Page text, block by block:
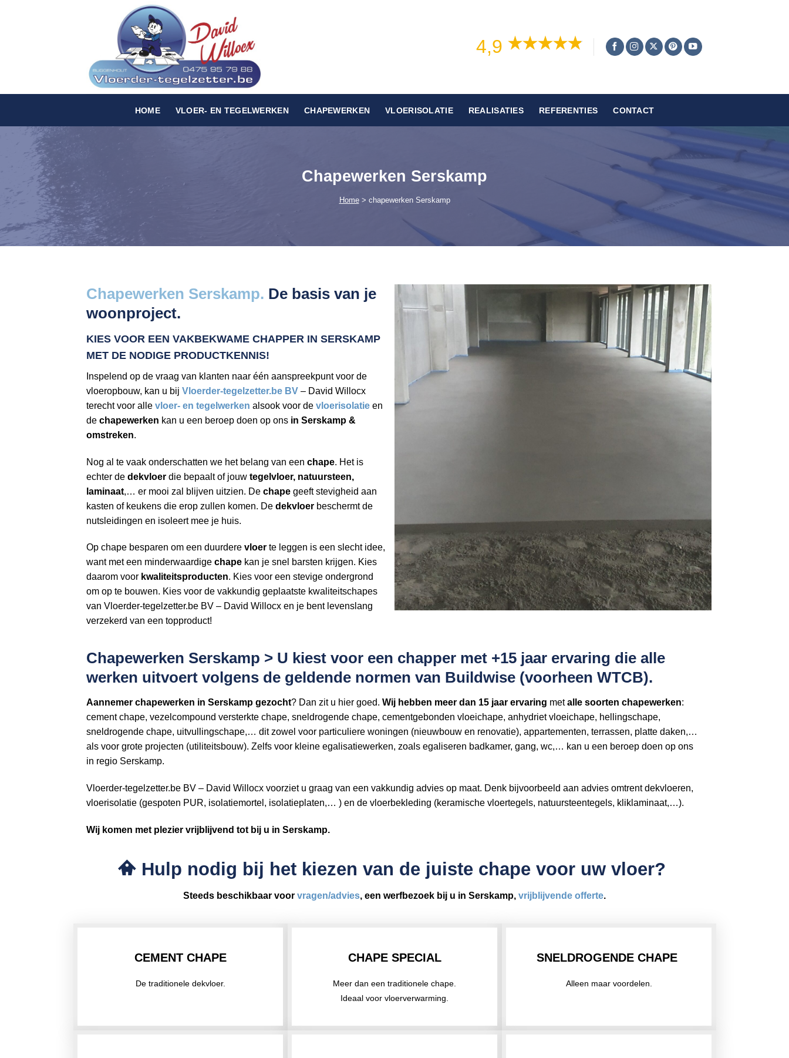
4,9
HOME VLOER- EN TEGELWERKEN CHAPEWERKEN VLOERISOLATIE REALISATIES REFERENTIES CONTACT
Chapewerken Serskamp
Home> chapewerken Serskamp
Chapewerken Serskamp. De basis van je
woonproject.
KIES VOOR EEN VAKBEKWAME CHAPPER IN SERSKAMP
MET DE NODIGE PRODUCTKENNIS!
Inspelend op de vraag van klanten naar één aanspreekpunt voor de
vloeropbouw, kan u bij Vloerder-tegelzetter.be BV – David Willocx
terecht voor alle vloer- en tegelwerken alsook voor de vloerisolatie en
de chapewerken kan u een beroep doen op ons in Serskamp &
omstreken.
Nog al te vaak onderschatten we het belang van een chape. Het is
echter de dekvloer die bepaalt of jouw tegelvloer, natuursteen,
laminaat,… er mooi zal blijven uitzien. De chape geeft stevigheid aan
kasten of keukens die erop zullen komen. De dekvloer beschermt de
nutsleidingen en isoleert mee je huis.
Op chape besparen om een duurdere vloer te leggen is een slecht idee,
want met een minderwaardige chape kan je snel barsten krijgen. Kies
daarom voor kwaliteitsproducten. Kies voor een stevige ondergrond
om op te bouwen. Kies voor de vakkundig geplaatste kwaliteitschapes
van Vloerder-tegelzetter.be BV – David Willocx en je bent levenslang
verzekerd van een topproduct!
Chapewerken Serskamp > U kiest voor een chapper met +15 jaar ervaring die alle
werken uitvoert volgens de geldende normen van Buildwise (voorheen WTCB).
Aannemer chapewerken in Serskamp gezocht? Dan zit u hier goed. Wij hebben meer dan 15 jaar ervaring metalle soorten chapewerken:
cement chape, vezelcompound versterkte chape, sneldrogende chape, cementgebonden vloeichape, anhydriet vloeichape, hellingschape,
sneldrogende chape, uitvullingschape,… dit zowel voor particuliere woningen (nieuwbouw en renovatie), appartementen, terrassen, platte daken,…
als voor grote projecten (utiliteitsbouw). Zelfs voor kleine egalisatiewerken, zoals egaliseren badkamer, gang, wc,… kan u een beroep doen op ons
in regio Serskamp.
Vloerder-tegelzetter.be BV – David Willocx voorziet u graag van een vakkundig advies op maat. Denk bijvoorbeeld aan advies omtrent dekvloeren,
vloerisolatie (gespoten PUR, isolatiemortel, isolatieplaten,… ) en de vloerbekleding (keramische vloertegels, natuursteentegels, kliklaminaat,…).
Wij komen met plezier vrijblijvend tot bij u in Serskamp.
Hulp nodig bij het kiezen van de juiste chape voor uw vloer?
Steeds beschikbaar voor vragen/advies, een werfbezoek bij u in Serskamp, vrijblijvende offerte.
CEMENT CHAPE
De traditionele dekvloer.
CHAPE SPECIAL
Meer dan een traditionele chape.
Ideaal voor vloerverwarming.
SNELDROGENDE CHAPE
Alleen maar voordelen.